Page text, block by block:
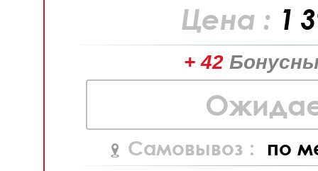
Цена : 1
+ 42
Самовывоз : по